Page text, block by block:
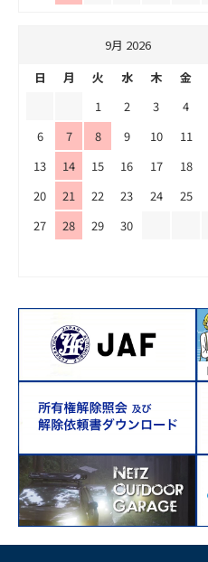
9月 2026
日
月 火 水 木 金
1
2 3 4
6
7 8 9 10 11
13
14 15 16 17 18
20
21 22 23 24 25
27
28 29 30